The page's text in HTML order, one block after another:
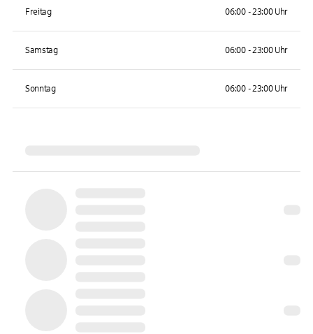
Freitag 06:00 - 23:00 Uhr
Samstag 06:00 - 23:00 Uhr
Sonntag 06:00 - 23:00 Uhr